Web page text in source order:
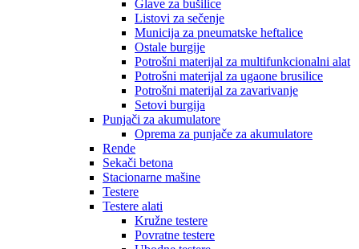
Glave za bušilice
Listovi za sečenje
Municija za pneumatske heftalice
Ostale burgije
Potrošni materijal za multifunkcionalni alat
Potrošni materijal za ugaone brusilice
Potrošni materijal za zavarivanje
Setovi burgija
Punjači za akumulatore
Oprema za punjače za akumulatore
Rende
Sekači betona
Stacionarne mašine
Testere
Testere alati
Kružne testere
Povratne testere